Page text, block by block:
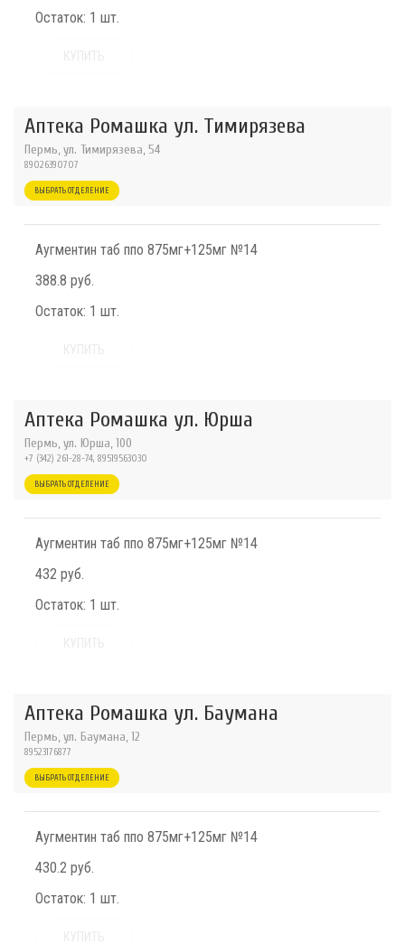
Остаток: 1 шт.
Аптека Ромашка ул. Тимирязева
Пермь, ул. Тимирязева, 54
89026390707
ВЫБРАТЬ ОТДЕЛЕНИЕ
Аугментин таб ппо 875мг+125мг №14
388.8 руб.
Остаток: 1 шт.
Аптека Ромашка ул. Юрша
Пермь, ул. Юрша, 100
+7 (342) 261-28-74, 89519563030
ВЫБРАТЬ ОТДЕЛЕНИЕ
Аугментин таб ппо 875мг+125мг №14
432 руб.
Остаток: 1 шт.
Аптека Ромашка ул. Баумана
Пермь, ул. Баумана, 12
89523176877
ВЫБРАТЬ ОТДЕЛЕНИЕ
Аугментин таб ппо 875мг+125мг №14
430.2 руб.
Остаток: 1 шт.